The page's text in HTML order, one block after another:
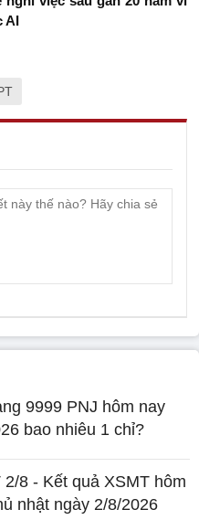
AI
9999 PNJ hôm nay
bao nhiêu 1 chỉ?
2/8 - Kết quả XSMT hôm
nhật ngày 2/8/2026